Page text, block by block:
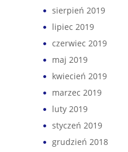
sierpień 2019
lipiec 2019
czerwiec 2019
maj 2019
kwiecień 2019
marzec 2019
luty 2019
styczeń 2019
grudzień 2018